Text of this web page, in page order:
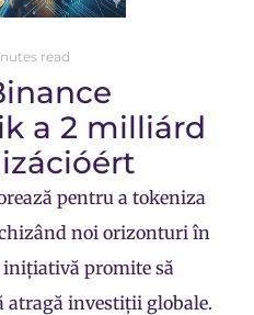
read
a 2 milliárd
pentru a tokeniza
noi orizonturi în
promite să
atragă investiții globale.